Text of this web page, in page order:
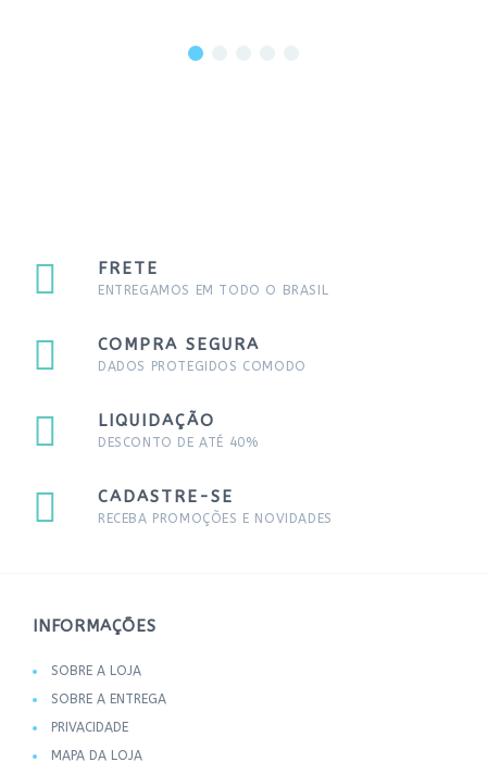
FRETE
ENTREGAMOS EM TODO O BRASIL
COMPRA SEGURA
DADOS PROTEGIDOS COMODO
LIQUIDAÇÃO
DESCONTO DE ATÉ 40%
CADASTRE-SE
RECEBA PROMOÇÕES E NOVIDADES
INFORMAÇÕES
SOBRE A LOJA
SOBRE A ENTREGA
PRIVACIDADE
MAPA DA LOJA